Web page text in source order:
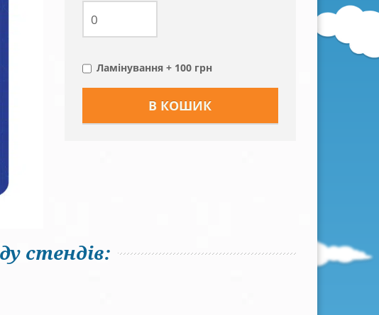
Ламінування + 100 грн
стендів: